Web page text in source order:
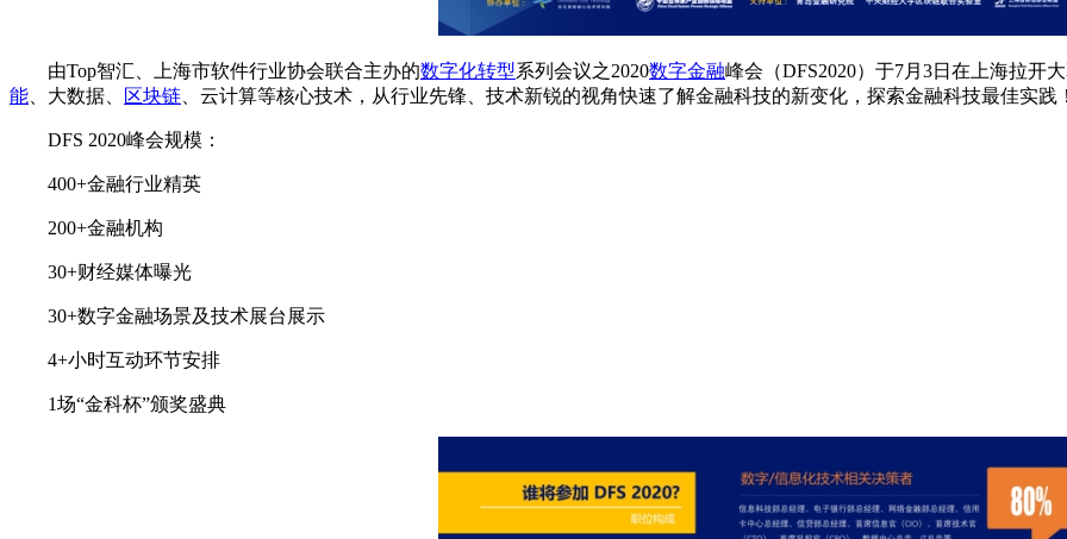
由Top智汇、上海市软件行业协会联合主办的数字化转型系列会议之2020数字金融峰会（DFS2020）于7月3日在上海拉开
能 、大数据、 区块链 、云计算等核心技术，从行业先锋、技术新锐的视角快速了解金融科技的新变化，探索金融科技最佳实践！
DFS 2020峰会规模：
400+金融行业精英
200+金融机构
30+财经媒体曝光
30+数字金融场景及技术展台展示
4+小时互动环节安排
1场“金科杯”颁奖盛典